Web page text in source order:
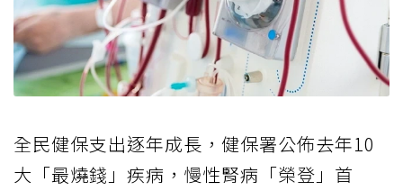
全民健保支出逐年成長，健保署公佈去年10
大「最燒錢」疾病，慢性腎病「榮登」首